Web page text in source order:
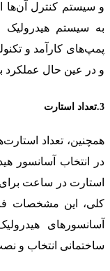
به سیستم
پمپ‌های کارآمد و
و در عین حال عملکرد
3.تعداد استارت
همچنین، تعداد
استارت در ساعت
کلی، این مشخصات
آسانسورهای
ساختمانی انتخاب و